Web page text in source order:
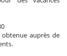
auprès de